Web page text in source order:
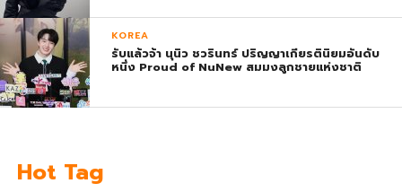
KOREA
รับแล้วจ้า นุนิว ชวรินทร์ ปริญญาเกียรตินิยมอันดับ
หนึ่ง Proud of NuNew สมมงลูกชายแห่งชาติ
Hot Tag